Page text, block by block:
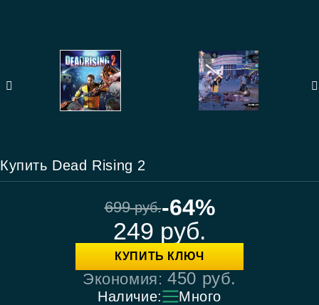
Купить Dead Rising 2
699руб.-64%
249 руб.
КУПИТЬ КЛЮЧ
Экономия:450 руб.
Наличие: Много